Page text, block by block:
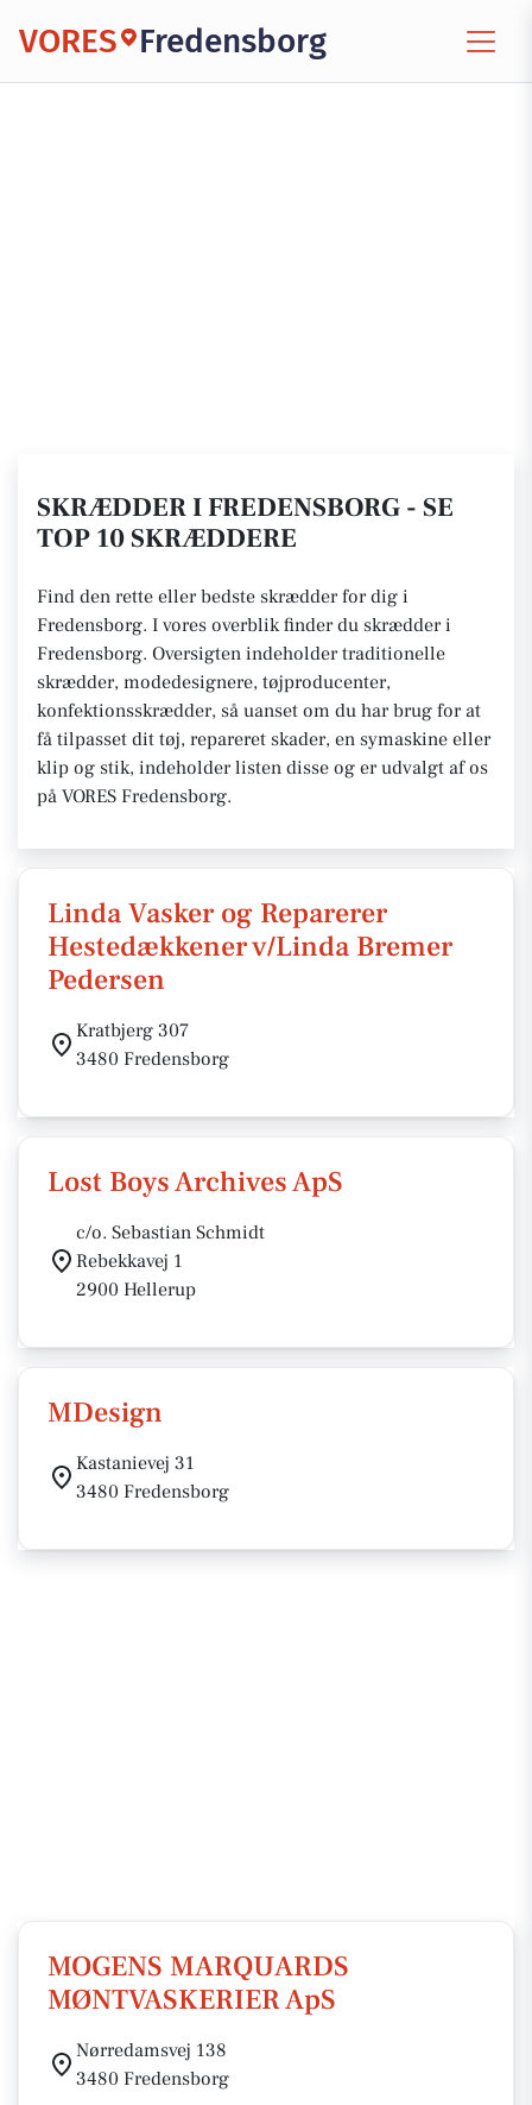
VORES Fredensborg
SKRÆDDER I FREDENSBORG - SE
TOP 10 SKRÆDDERE
Find den rette eller bedste skrædder for dig i
Fredensborg. I vores overblik finder du skrædder i
Fredensborg. Oversigten indeholder traditionelle
skrædder, modedesignere, tøjproducenter,
konfektionsskrædder, så uanset om du har brug for at
få tilpasset dit tøj, repareret skader, en symaskine eller
klip og stik, indeholder listen disse og er udvalgt af os
på VORES Fredensborg.
Linda Vasker og Reparerer
Hestedækkener v/Linda Bremer
Pedersen
Kratbjerg 307
3480 Fredensborg
Lost Boys Archives ApS
c/o. Sebastian Schmidt
Rebekkavej 1
2900 Hellerup
MDesign
Kastanievej 31
3480 Fredensborg
MOGENS MARQUARDS
MØNTVASKERIER ApS
Nørredamsvej 138
3480 Fredensborg